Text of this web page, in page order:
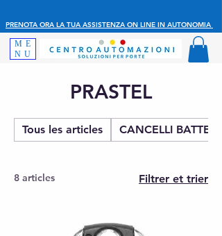
PRENOTA ORA LA TUA ASSISTENZA ON LINE IN AUTONOMIA
ME
NU
PRASTEL
Tous les articles CANCELLI
8 articles Filtrer et trier